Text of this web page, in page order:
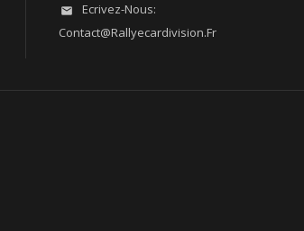

Ecrivez-Nous:
Contact@rallyecardivision.fr